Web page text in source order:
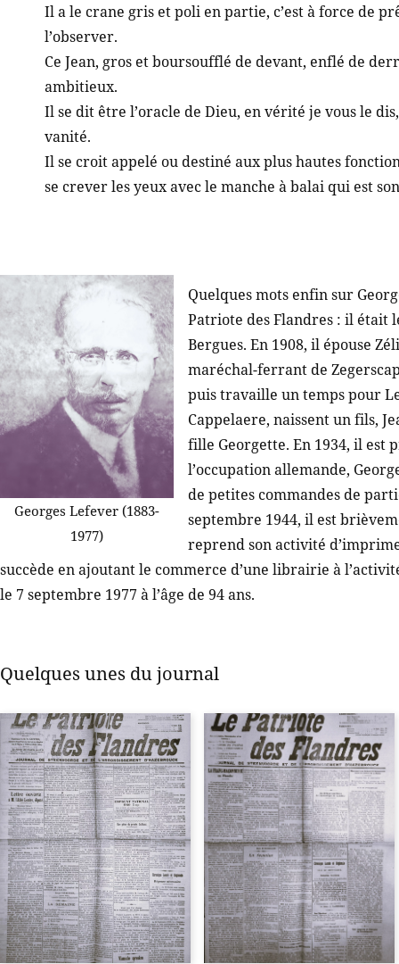
Il a le crane gris et poli en partie, c’est à force de
l’observer.
Ce Jean, gros et boursoufflé de devant, enflé de
ambitieux.
Il se dit être l’oracle de Dieu, en vérité je vous le
vanité.
Il se croit appelé ou destiné aux plus hautes
se crever les yeux avec le manche à balai qui est
Georges Lefever (1883-
1977)
Quelques mots enfin sur
Patriote des Flandres : il était
Bergues. En 1908, il épouse
maréchal-ferrant de
puis travaille un temps pour
Cappelaere, naissent un fils,
fille Georgette. En 1934, il est
l’occupation allemande,
de petites commandes de
septembre 1944, il est
reprend son activité
succède en ajoutant le commerce d’une librairie à
le 7 septembre 1977 à l’âge de 94 ans.
Quelques unes du journal